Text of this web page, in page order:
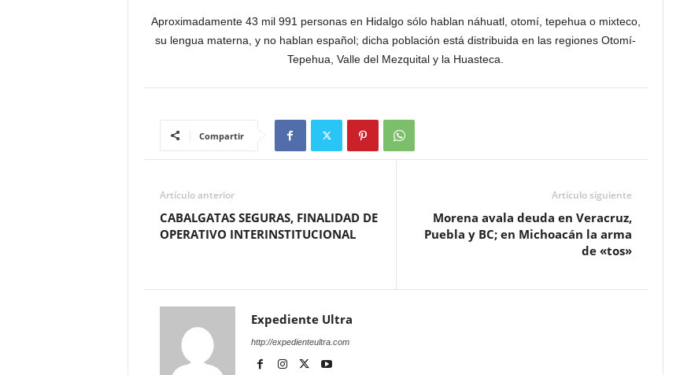
Aproximadamente 43 mil 991 personas en Hidalgo sólo hablan náhuatl, otomí, tepehua o mixteco,
su lengua materna, y no hablan español; dicha población está distribuida en las regiones Otomí-
Tepehua, Valle del Mezquital y la Huasteca.
Compartir
Artículo anterior
CABALGATAS SEGURAS, FINALIDAD DE
OPERATIVO INTERINSTITUCIONAL
Artículo siguiente
Morena avala deuda en Veracruz,
Puebla y BC; en Michoacán la arma
de «tos»
Expediente Ultra
http://expedienteultra.com